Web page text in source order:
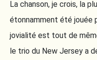
La chanson, je crois, la
étonnamment été jouée
jovialité est tout de
le trio du New Jersey a